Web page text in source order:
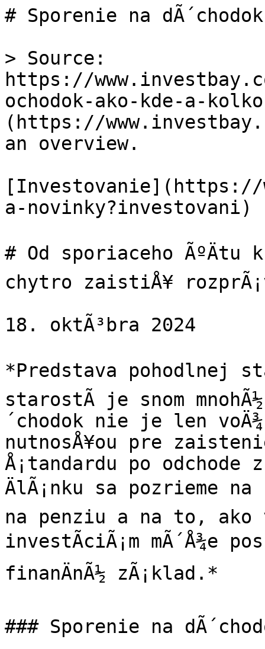
# Sporenie na
> Source:
https://
ochodok-ako-kde-a-
(https://
an overview.
[Investovanie](https://
a-novinky?investovani)
# Od sporiaceho
chytro zaistiÅ¥
18. oktÃ³bra 2024
*Predstava pohodlnej
starostÃ­ je snom
´chodok nie je len
nutnosÅ¥ou pre
Å¡tandardu po odchode
ÄlÃ¡nku sa pozrieme
na penziu a na to, ako
investÃ­ciÃ¡m mÃ´Å¾e
finanÄnÃ½ zÃ¡klad.*
### Sporenie na